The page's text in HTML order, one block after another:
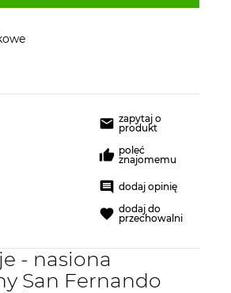
zapytaj o
produkt
poleć
znajomemu
dodaj opinię
dodaj do
przechowalni
- nasiona
San Fernando